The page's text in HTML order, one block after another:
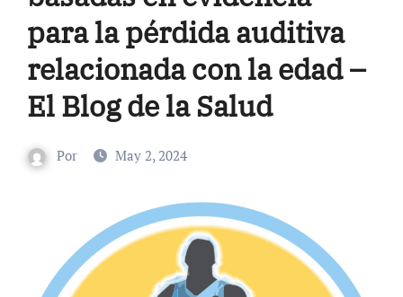
para la pérdida auditiva
relacionada con la edad –
El Blog de la Salud
Por May 2, 2024